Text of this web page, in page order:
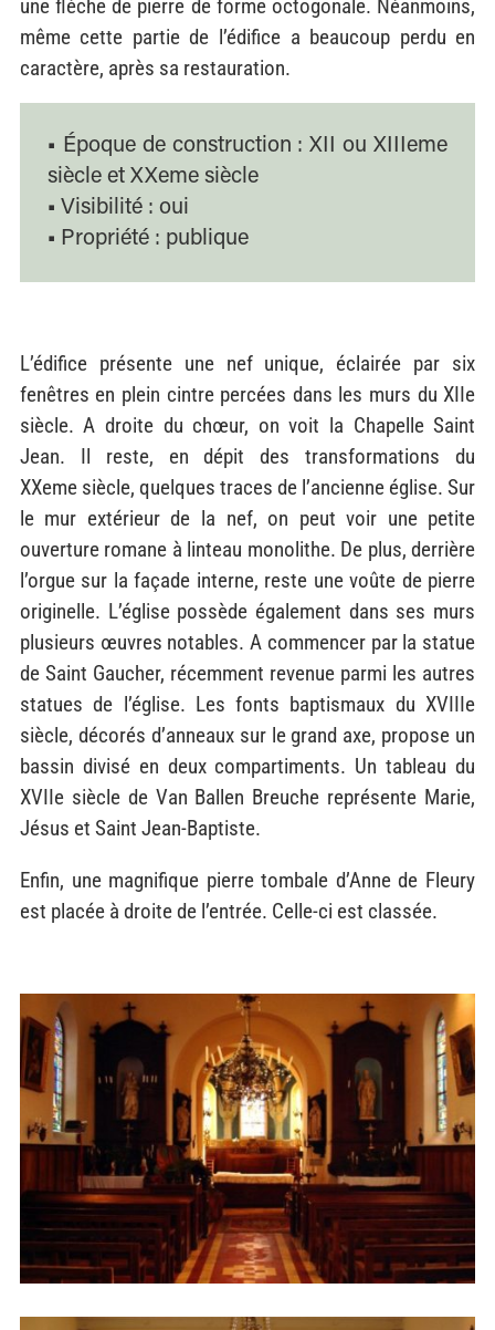
une flèche de pierre de forme octogonale. Néanmoins,
même cette partie de l’édifice a beaucoup perdu en
caractère, après sa restauration.
■ Époque de construction : XII ou XIIIeme
siècle et XXeme siècle
■ Visibilité: oui
■ Propriété: publique
L’édifice présente une nef unique, éclairée par six
fenêtres en plein cintre percées dans les murs du XIIe
siècle. A droite du chœur, on voit la Chapelle Saint
Jean. Il reste, en dépit des transformations du
XXeme siècle, quelques traces de l’ancienne église. Sur
le mur extérieur de la nef, on peut voir une petite
ouverture romane à linteau monolithe. De plus, derrière
l’orgue sur la façade interne, reste une voûte de pierre
originelle. L’église possède également dans ses murs
plusieurs œuvres notables. A commencer par la statue
de Saint Gaucher, récemment revenue parmi les autres
statues de l’église. Les fonts baptismaux du XVIIIe
siècle, décorés d’anneaux sur le grand axe, propose un
bassin divisé en deux compartiments. Un tableau du
XVIIe siècle de Van Ballen Breuche représente Marie,
Jésus et Saint Jean-Baptiste.
Enfin, une magnifique pierre tombale d’Anne de Fleury
est placée à droite de l’entrée. Celle-ci est classée.